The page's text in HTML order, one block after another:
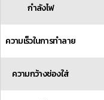
กำลังไฟ
ความเร็วในการทำลาย
ความกว้างช่องใส่